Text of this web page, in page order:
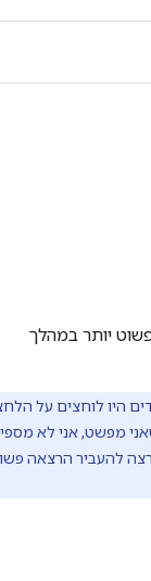
יותר במהלך
היו לוחצים על
מפשט, אני לא
להעביר הרצאה